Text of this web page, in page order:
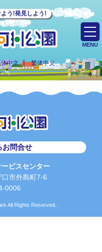
う!発見しよう!
中文 繁体中文
MENU
お問合せ
ビスセンター
市外島町7-6
0006
All Rights Reserved..